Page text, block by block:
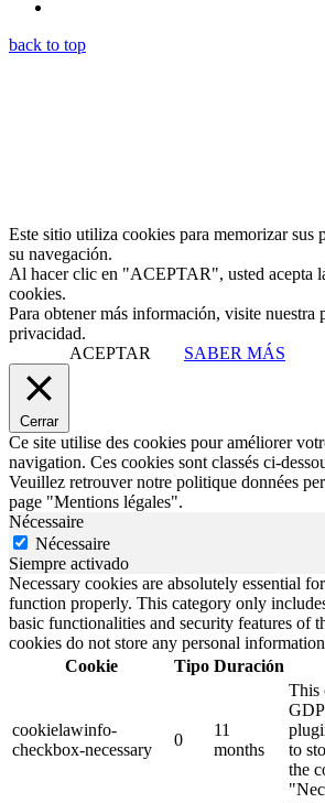
back to top
Este sitio utiliza cookies para memorizar sus
su navegación.
Al hacer clic en "ACEPTAR", usted acepta
cookies.
Para obtener más información, visite nuestra
privacidad.
ACEPTAR
SABER MÁS
Cerrar
Ce site utilise des cookies pour améliorer
navigation. Ces cookies sont classés ci-
Veuillez retrouver notre politique données
page "Mentions légales".
Nécessaire
Nécessaire
Siempre activado
Necessary cookies are absolutely essential
function properly. This category only
basic functionalities and security features of
cookies do not store any personal
Cookie
Tipo Duración
cookielawinfo-
checkbox-necessary
0
11
months
This
to
the